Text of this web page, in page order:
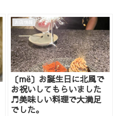
お店情報
〔më〕お誕生日に北風で
お祝いしてもらいました
♬美味しい料理で大満足
でした。